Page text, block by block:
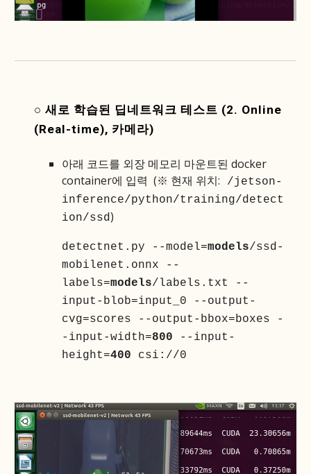
○ 새로 학습된 딥네트워크 테스트 (2. Online
(Real-time), 카메라)
아래 코드를 외장 메모리 마운트된 docker
container에 입력 (※ 현재 위치: /jetson-
inference/python/training/detect
ion/ssd)
detectnet.py --model=models/ssd-
mobilenet.onnx --
labels=models/labels.txt --
input-blob=input_0 --output-
cvg=scores --output-bbox=boxes -
-input-width=800 --input-
height=400 csi://0